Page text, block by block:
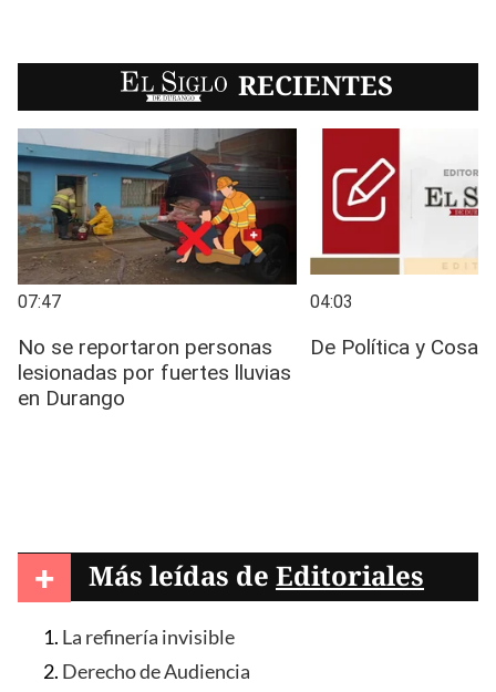
EL SIGLO RECIENTES
+ Más leídas de Editoriales
La refinería invisible
Derecho de Audiencia